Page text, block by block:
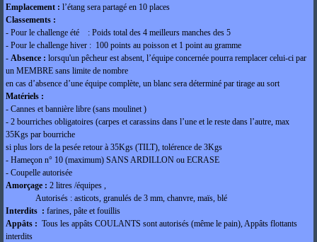
Emplacement : l’étang sera partagé en 10 places
Classements :
- Pour le challenge été : Poids total des 4 meilleurs manches des 5
- Pour le challenge hiver : 100 points au poisson et 1 point au gramme
- Absence : lorsqu'un pêcheur est absent, l’équipe concernée pourra remplacer celui-ci par
un MEMBRE sans limite de nombre
en cas d’absence d’une équipe complète, un blanc sera déterminé par tirage au sort
Matériels :
- Cannes et bannière libre (sans moulinet )
- 2 bourriches obligatoires (carpes et carassins dans l’une et le reste dans l’autre, max
35Kgs par bourriche
si plus lors de la pesée retour à 35Kgs (TILT), tolérence de 3Kgs
- Hameçon n° 10 (maximum) SANS ARDILLON ou ECRASE
- Coupelle autorisée
Amorçage : 2 litres /équipes ,
Autorisés : asticots, granulés de 3 mm, chanvre, maïs, blé
Interdits : farines, pâte et fouillis
Appâts : Tous les appâts COULANTS sont autorisés (même le pain), Appâts flottants
interdits